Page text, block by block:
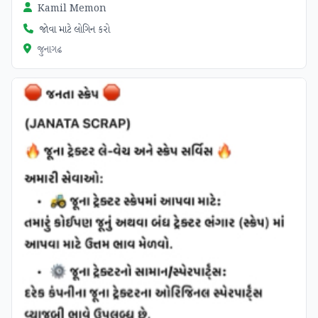
Kamil Memon
જોવા માટે લોગિન કરો
જુનાગઢ